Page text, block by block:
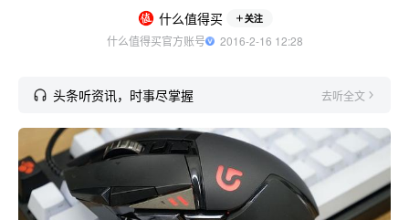
什么值得买 关注
什么值得买官方账号
  2016-2-16 12:28
头条听资讯，时事尽掌握 去听全文